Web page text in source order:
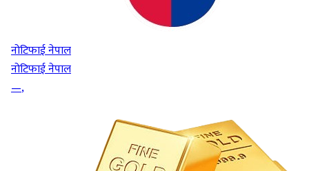
नोटिफाई नेपाल
नोटिफाई नेपाल
—,